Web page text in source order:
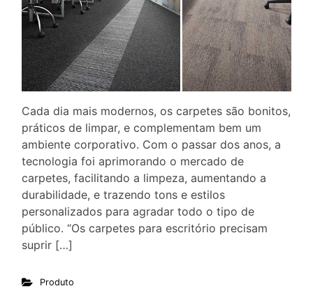
Cada dia mais modernos, os carpetes são bonitos,
práticos de limpar, e complementam bem um
ambiente corporativo. Com o passar dos anos, a
tecnologia foi aprimorando o mercado de
carpetes, facilitando a limpeza, aumentando a
durabilidade, e trazendo tons e estilos
personalizados para agradar todo o tipo de
público. “Os carpetes para escritório precisam
suprir […]
Produto